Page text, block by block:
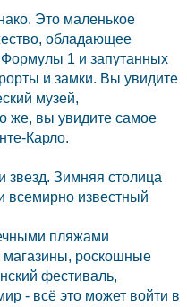
Это маленькое
обладающее
1 и запутанных
и замки. Вы увидите
музей,
же, вы увидите самое
Карло.
звезд. Зимняя столица
всемирно известный
пляжами
роскошные
фестиваль,
- всё это может войти в